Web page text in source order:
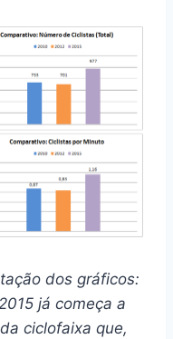
dos gráficos:
já começa a
ciclofaixa que,